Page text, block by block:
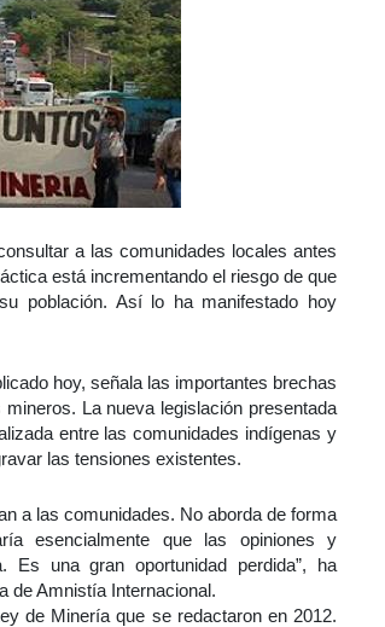
a las comunidades locales antes
está incrementando el riesgo de que
población. Así lo ha manifestado hoy
hoy, señala las importantes brechas
La nueva legislación presentada
entre las comunidades indígenas y
las tensiones existentes.
a las comunidades. No aborda de forma
esencialmente que las opiniones y
Es una gran oportunidad perdida”, ha
de Amnistía Internacional.
de Minería que se redactaron en 2012.